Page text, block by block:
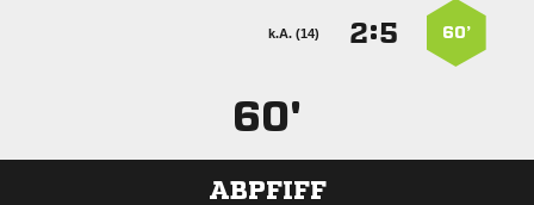
60’
:
k.A. (14)
60'
ABPFIFF